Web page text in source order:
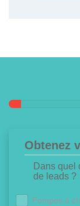
Obtenez
Dans quel
de leads ?
Pompes à